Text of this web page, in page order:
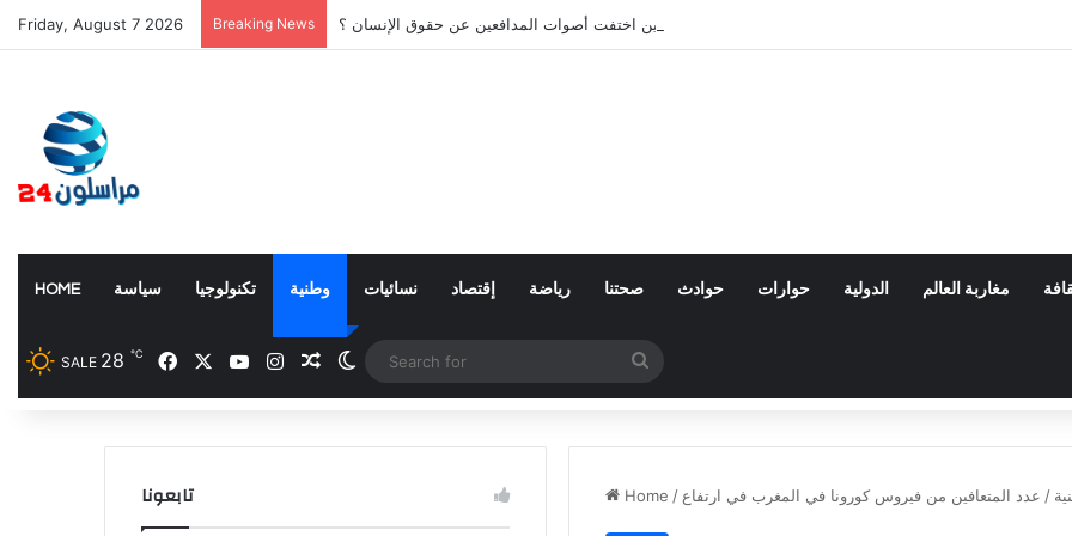
Friday, August 7 2026 Breaking News بعد تعنيف المغاربة في سبتة.. أين اختفت أصوات المدافعين عن حقوق الإنسان ؟
HOME سياسة تكنولوجيا وطنية نسائيات إقتصاد رياضة صحتنا حوادث حوارات الدولية مغاربة العالم
SALE 28 ℃ Facebook YouTubeInstagramRandom Article
Switch skin
for
Home / / عدد المتعافين من فيروس كورونا في المغرب في ارتفاع تابعونا